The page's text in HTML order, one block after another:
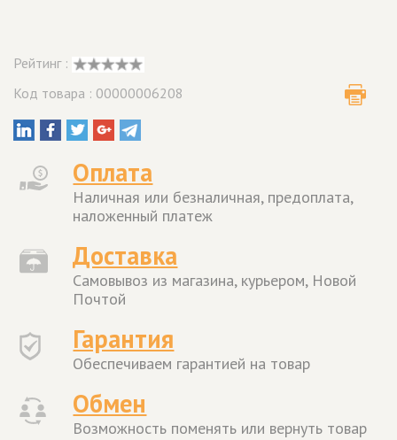
Рейтинг :
Код товара : 00000006208
Оплата
Наличная или безналичная, предоплата,
наложенный платеж
Доставка
Самовывоз из магазина, курьером, Новой
Почтой
Гарантия
Обеспечиваем гарантией на товар
Обмен
Возможность поменять или вернуть товар